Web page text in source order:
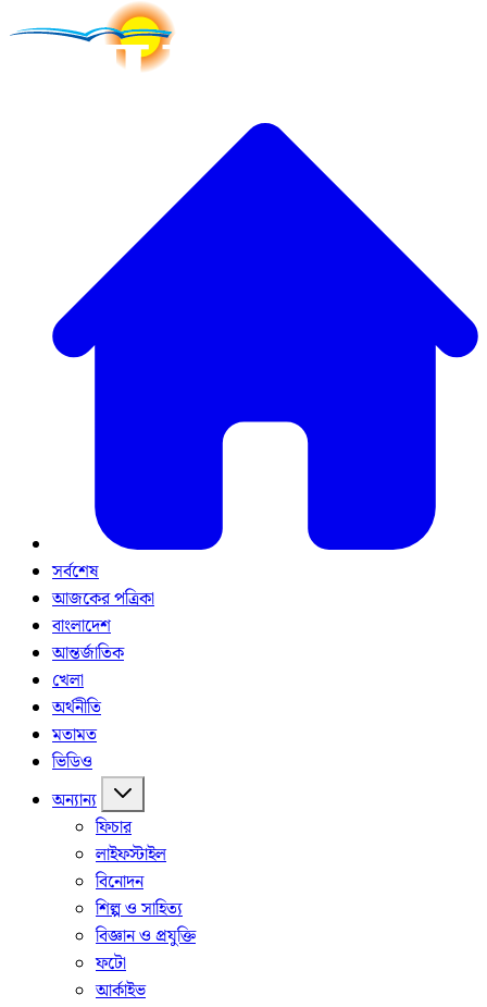
সর্বশেষ
আজকের পত্রিকা
বাংলাদেশ
আন্তর্জাতিক
খেলা
অর্থনীতি
মতামত
ভিডিও
অন্যান্য
ফিচার
লাইফস্টাইল
বিনোদন
শিল্প ও সাহিত্য
বিজ্ঞান ও প্রযুক্তি
ফটো
আর্কাইভ